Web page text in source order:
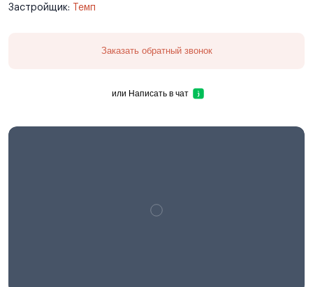
Застройщик: Темп
Заказать обратный звонок
или Написать в чат